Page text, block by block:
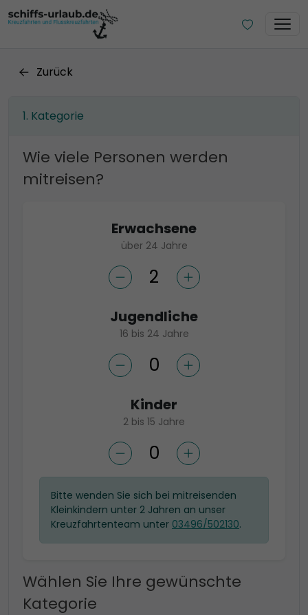
Zurück
Kategorie
Wie viele Personen werden
mitreisen?
Erwachsene
über 24 Jahre
Jugendliche
16 bis 24 Jahre
Kinder
2 bis 15 Jahre
Bitte wenden Sie sich bei mitreisenden
Kleinkindern unter 2 Jahren an unser
Kreuzfahrtenteam unter 03496/502130.
Wählen Sie Ihre gewünschte
Kategorie